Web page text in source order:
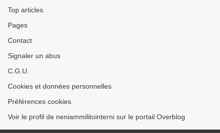
Top articles
Pages
Contact
Signaler un abus
C.G.U.
Cookies et données personnelles
Préférences cookies
Voir le profil de neniammilitointerni sur le portail Overblog